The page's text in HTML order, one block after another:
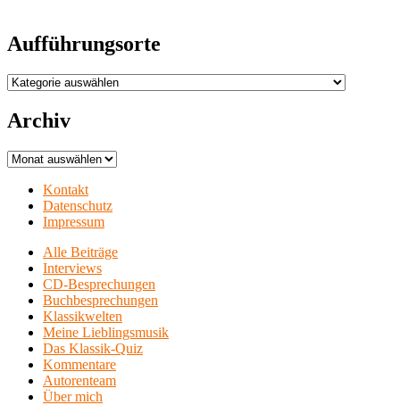
Aufführungsorte
Aufführungsorte
Archiv
Archiv
Kontakt
Datenschutz
Impressum
Alle Beiträge
Interviews
CD-Besprechungen
Buchbesprechungen
Klassikwelten
Meine Lieblingsmusik
Das Klassik-Quiz
Kommentare
Autorenteam
Über mich